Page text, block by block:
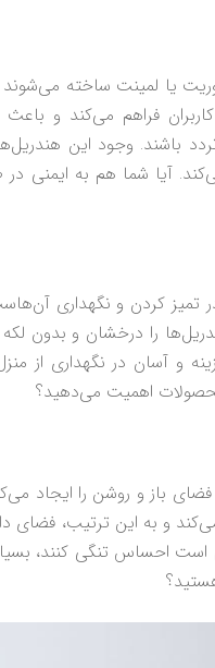
یا لمینت ساخته می‌شوند
کاربران فراهم می‌کند و
باشند. وجود این
آیا شما هم به ایمنی
کردن و نگهداری
را درخشان و بدون
و آسان در نگهداری از
اهمیت می‌دهید؟
باز و روشن را ایجاد
و به این ترتیب، فضای
احساس تنگی کنند،